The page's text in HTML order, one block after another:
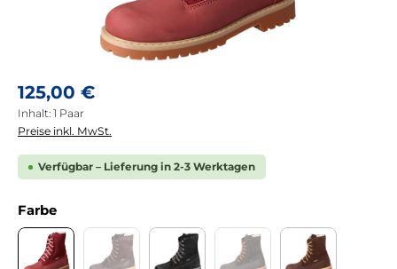
Regulärer Preis:
125,00 €
Inhalt: 1 Paar
Preise inkl. MwSt.
Verfügbar – Lieferung in 2-3 Werktagen
Farbeauswählen